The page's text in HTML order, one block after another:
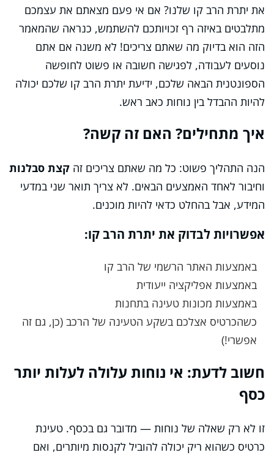
את יתרת הרב קו שלנו? אם אי פעם מצאתם את עצמכם
מתלבטים באיזה רף זכויותכם להשתמש, כנראה שהמאמר
הזה הוא בדיוק מה שאתם צריכים! לא משנה אם אתם
נוסעים לעבודה, לפגישה חשובה או פשוט לחופשה
הספונטנית הבאה שלכם, ידיעת יתרת הרב קו שלכם יכולה
להיות ההבדל בין נוחות כאב ראש.
איך מתחילים? האם זה קשה?
הנה התהליך פשוט: כל מה שאתם צריכים זה קצת סבלנות
וחיבור לאחד האמצעים הבאים. לא צריך תואר שני במדעי
המידע, אבל בהחלט כדאי להיות מוכנים.
אפשרויות לבדוק את יתרת הרב קו:
באמצעות האתר הרשמי של הרב קו
באמצעות אפליקציה ייעודית
באמצעות מכונות טעינה בתחנות
כשהכרטיס אצלכם בשקע הטעינה של הרכב (כן, גם זה
אפשרי!)
חשוב לדעת: אי נוחות עלולה לעלות יותר
כסף
זו לא רק שאלה של נוחות — מדובר גם בכסף. טעינת
כרטיס כשהוא ריק יכולה להוביל לקנסות מיותרים, ואם